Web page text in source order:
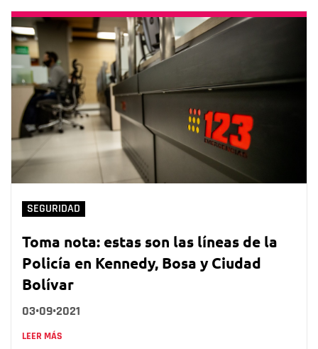
SEGURIDAD
Toma nota: estas son las líneas de la
Policía en Kennedy, Bosa y Ciudad
Bolívar
03•09•2021
LEER MÁS